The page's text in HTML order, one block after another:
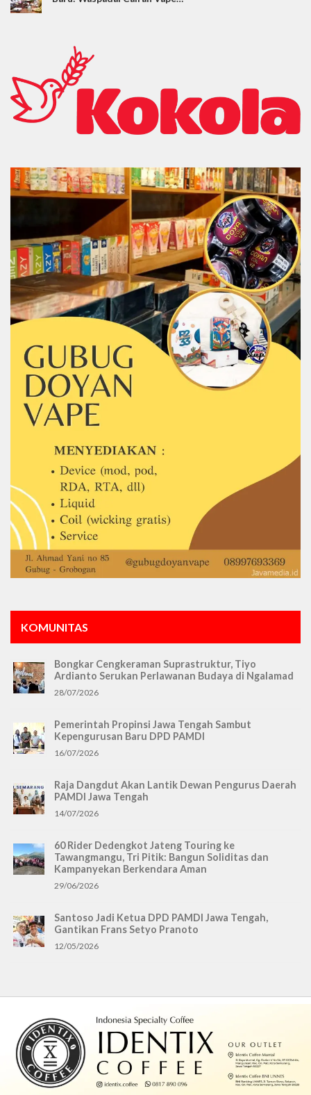
KOMUNITAS
Bongkar Cengkeraman Suprastruktur, Tiyo
Ardianto Serukan Perlawanan Budaya di Ngalamad
28/07/2026
Pemerintah Propinsi Jawa Tengah Sambut
Kepengurusan Baru DPD PAMDI
16/07/2026
Raja Dangdut Akan Lantik Dewan Pengurus Daerah
PAMDI Jawa Tengah
14/07/2026
60 Rider Dedengkot Jateng Touring ke
Tawangmangu, Tri Pitik: Bangun Soliditas dan
Kampanyekan Berkendara Aman
29/06/2026
Santoso Jadi Ketua DPD PAMDI Jawa Tengah,
Gantikan Frans Setyo Pranoto
12/05/2026